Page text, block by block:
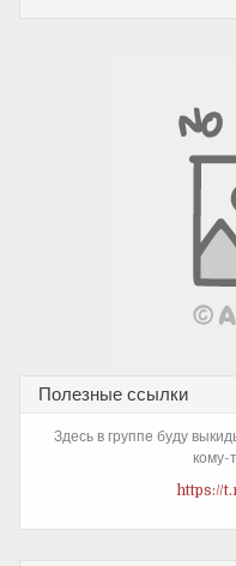
Полезные ссылки
Здесь в группе буду
кому-
https://